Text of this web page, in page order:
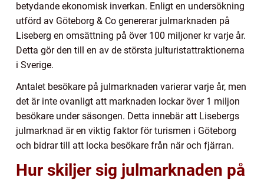
betydande ekonomisk inverkan. Enligt en undersökning
utförd av Göteborg & Co genererar julmarknaden på
Liseberg en omsättning på över 100 miljoner kr varje år.
Detta gör den till en av de största julturistattraktionerna
i Sverige.
Antalet besökare på julmarknaden varierar varje år, men
det är inte ovanligt att marknaden lockar över 1 miljon
besökare under säsongen. Detta innebär att Lisebergs
julmarknad är en viktig faktor för turismen i Göteborg
och bidrar till att locka besökare från när och fjärran.
Hur skiljer sig julmarknaden på